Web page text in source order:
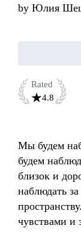
by Юлия
Rated
4.8
Мы будем
будем
близок и
наблюдать
чувствами и